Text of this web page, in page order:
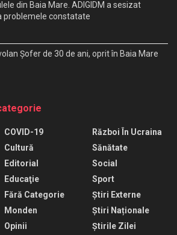
din Baia Mare. ADIGIDM a sesizat
problemele constatate
Șofer de 30 de ani, oprit în Baia Mare
COVID-19
Cultură
Editorial
Educaţie
Fără Categorie
Monden
Opinii
Război În Ucraina
Sănătate
Social
Sport
Știri Externe
Știri Naționale
Știrile Zilei